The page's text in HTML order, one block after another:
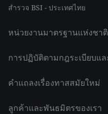
สำรวจ BSI - ประเทศไทย
หน่วยงานมาตรฐานแห่งชาติ
การปฏิบัติตามกฎระเบียบแ
คำแถลงเรื่องทาสสมัยใหม่
ลูกค้าและพันธมิตรของเรา